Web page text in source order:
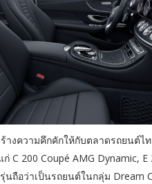
ร้างความคึกคักให้กับตลาดรถยนต์
C 200 Coupé AMG Dynamic,
นถือว่าเป็นรถยนต์ในกลุ่ม Dream